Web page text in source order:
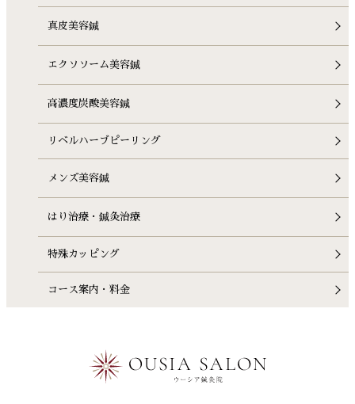
真皮美容鍼
エクソソーム美容鍼
高濃度炭酸美容鍼
リベルハーブピーリング
メンズ美容鍼
はり治療・鍼灸治療
特殊カッピング
コース案内・料金